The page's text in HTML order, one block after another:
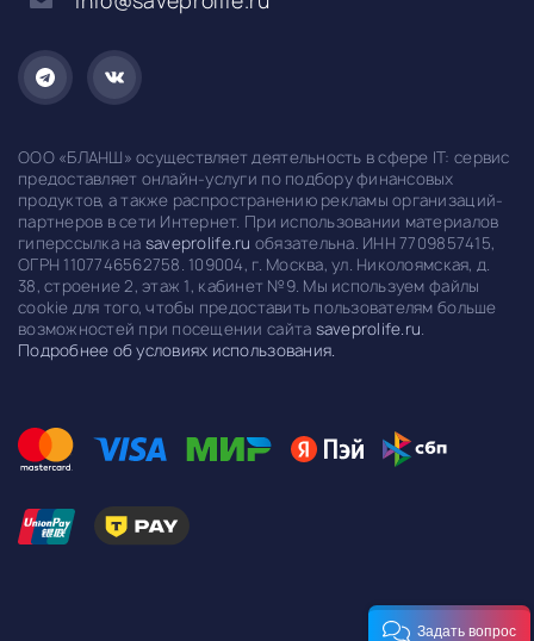
ООО «БЛАНШ» осуществляет деятельность в сфере IT: сервис
предоставляет онлайн-услуги по подбору финансовых
продуктов, а также распространению рекламы организаций-
партнеров в сети Интернет. При использовании материалов
гиперссылка на saveprolife.ru обязательна. ИНН 7709857415,
ОГРН 1107746562758. 109004, г. Москва, ул. Николоямская, д.
38, строение 2, этаж 1, кабинет №9. Мы используем файлы
cookie для того, чтобы предоставить пользователям больше
возможностей при посещении сайта saveprolife.ru.
Подробнее об условиях использования.
Задать вопрос